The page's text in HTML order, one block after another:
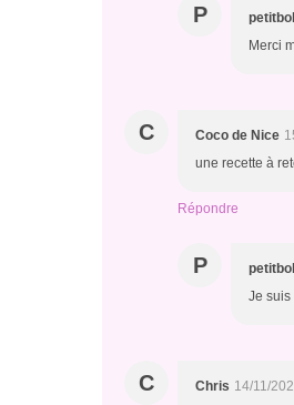
P
Merci
C Coco de Nice
une recette à
Répondre
P
Je suis
C Chris 14/11/